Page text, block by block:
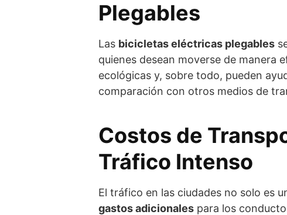
Plegables
Las bicicletas eléctricas plegables
quienes desean moverse de manera
ecológicas y, sobre todo, pueden
comparación con otros medios de
Costos de
Tráfico Intenso
El tráfico en las ciudades no solo es
gastos adicionales para los